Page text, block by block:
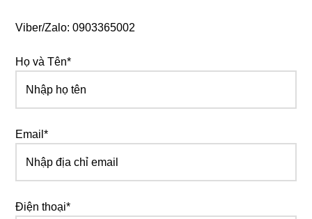
Viber/Zalo: 0903365002
Họ và Tên*
Email*
Điện thoại*